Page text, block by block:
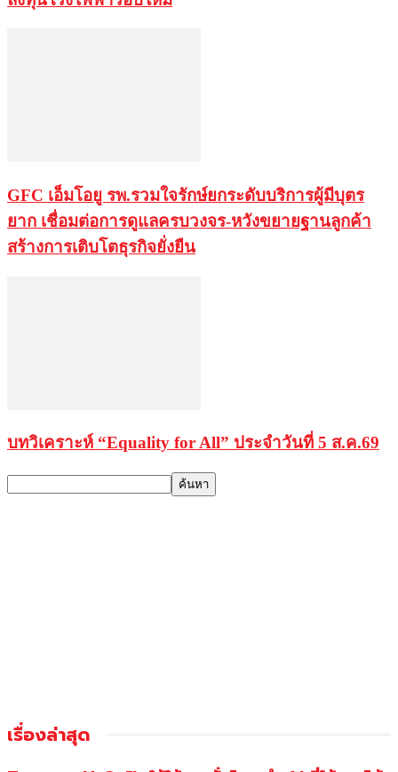
GFC เอ็มโอยู รพ.รวมใจรักษ์ยกระดับบริการผู้มีบุตร
ยาก เชื่อมต่อการดูแลครบวงจร-หวังขยายฐานลูกค้า
สร้างการเติบโตธุรกิจยั่งยืน
บทวิเคราะห์ “Equality for All” ประจำวันที่ 5 ส.ค.69
เรื่องล่าสุด